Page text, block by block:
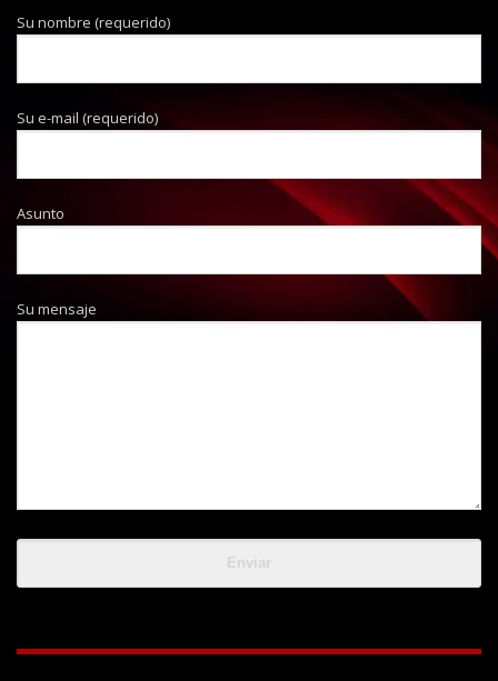
Su nombre (requerido)
Su e-mail (requerido)
Asunto
Su mensaje